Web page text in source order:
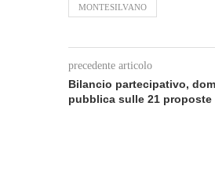
MONTESILVANO
precedente articolo
Bilancio partecipativo,
pubblica sulle 21